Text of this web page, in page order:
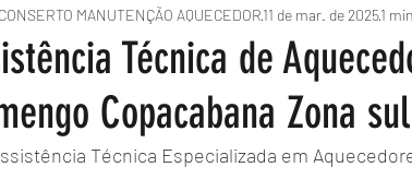
RJ" Conserto|Aquecedor Próximo de Rio
a Gás Zona sul RJ aquecedor
Técnica de
Copacabana Zona
CONSERTO MANUTENÇÃO AQUECEDOR11 de mar. de 20251
Técnica Especializada em